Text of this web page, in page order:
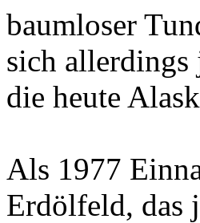
baumloser
sich allerdings
die heute
Als 1977
Erdölfeld, das